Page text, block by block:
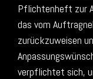
Pflichtenheft zur
das vom
zurückzuweisen
verpflichtet sich,